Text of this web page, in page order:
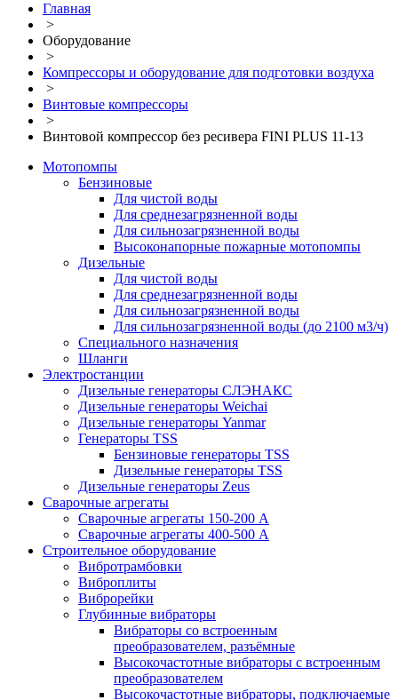
Главная
>
Оборудование
>
Компрессоры и оборудование для подготовки воздуха
>
Винтовые компрессоры
>
Винтовой компрессор без ресивера FINI PLUS 11-13
Мотопомпы
Бензиновые
Для чистой воды
Для среднезагрязненной воды
Для сильнозагрязненной воды
Высоконапорные пожарные мотопомпы
Дизельные
Для чистой воды
Для среднезагрязненной воды
Для сильнозагрязненной воды
Для сильнозагрязненной воды (до 2100 м3/ч)
Специального назначения
Шланги
Электростанции
Дизельные генераторы СЛЭНАКС
Дизельные генераторы Weichai
Дизельные генераторы Yanmar
Генераторы TSS
Бензиновые генераторы TSS
Дизельные генераторы TSS
Дизельные генераторы Zeus
Сварочные агрегаты
Сварочные агрегаты 150-200 А
Сварочные агрегаты 400-500 А
Строительное оборудование
Вибротрамбовки
Виброплиты
Виброрейки
Глубинные вибраторы
Вибраторы со встроенным
преобразователем, разъёмные
Высокочастотные вибраторы с встроенным
преобразователем
Высокочастотные вибраторы, подключаемые